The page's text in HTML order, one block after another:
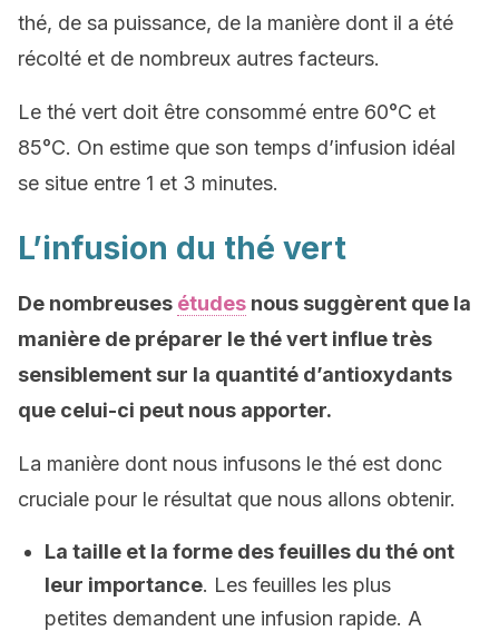
thé, de sa puissance, de la manière dont il a été
récolté et de nombreux autres facteurs.
Le thé vert doit être consommé entre 60°C et
85°C. On estime que son temps d’infusion idéal
se situe entre 1 et 3 minutes.
L’infusion du thé vert
De nombreuses études nous suggèrent que la
manière de préparer le thé vert influe très
sensiblement sur la quantité d’antioxydants
que celui-ci peut nous apporter.
La manière dont nous infusons le thé est donc
cruciale pour le résultat que nous allons obtenir.
La taille et la forme des feuilles du thé ont
leur importance. Les feuilles les plus
petites demandent une infusion rapide. A